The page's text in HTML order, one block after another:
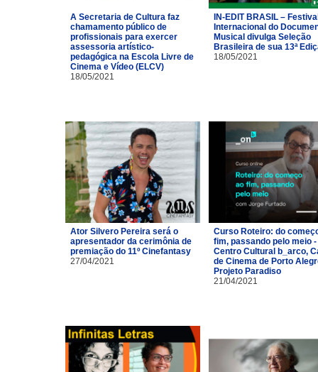
A Secretaria de Cultura faz
chamamento público de
profissionais para exercer
assessoria artístico-
pedagógica na Escola Livre de
Cinema e Vídeo (ELCV)
18/05/2021
IN-EDIT BRASIL –
Internacional do
Musical divulga Seleção
Brasileira de sua 13ª
18/05/2021
Ator Silvero Pereira será o
apresentador da cerimônia de
premiação do 11º Cinefantasy
27/04/2021
Curso Roteiro: do
fim, passando pelo meio -
Centro Cultural b_arco,
de Cinema de Porto
Projeto Paradiso
21/04/2021